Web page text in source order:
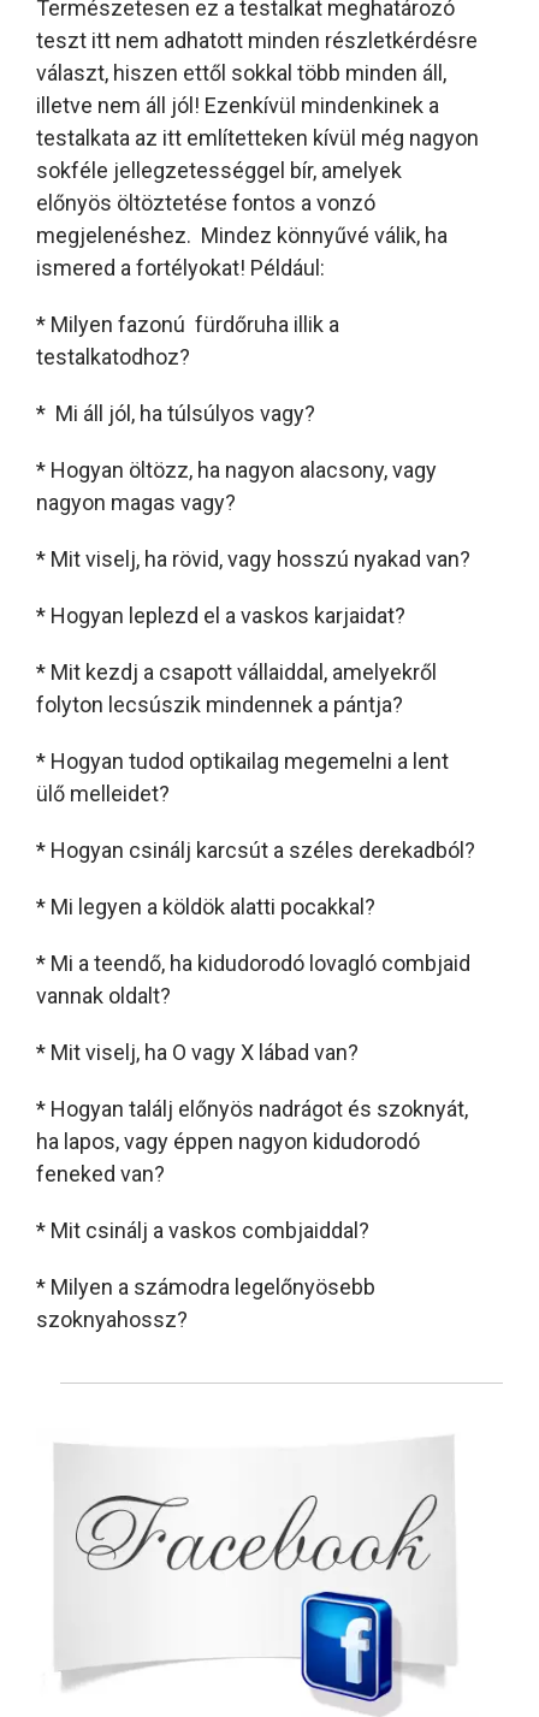
Természetesen ez a testalkat meghatározó
teszt itt nem adhatott minden részletkérdésre
választ, hiszen ettől sokkal több minden áll,
illetve nem áll jól! Ezenkívül mindenkinek a
testalkata az itt említetteken kívül még nagyon
sokféle jellegzetességgel bír, amelyek
előnyös öltöztetése fontos a vonzó
megjelenéshez. Mindez könnyűvé válik, ha
ismered a fortélyokat! Például:
* Milyen fazonú fürdőruha illik a
testalkatodhoz?
* Mi áll jól, ha túlsúlyos vagy?
* Hogyan öltözz, ha nagyon alacsony, vagy
nagyon magas vagy?
* Mit viselj, ha rövid, vagy hosszú nyakad van?
* Hogyan leplezd el a vaskos karjaidat?
* Mit kezdj a csapott vállaiddal, amelyekről
folyton lecsúszik mindennek a pántja?
* Hogyan tudod optikailag megemelni a lent
ülő melleidet?
* Hogyan csinálj karcsút a széles derekadból?
* Mi legyen a köldök alatti pocakkal?
* Mi a teendő, ha kidudorodó lovagló combjaid
vannak oldalt?
* Mit viselj, ha O vagy X lábad van?
* Hogyan találj előnyös nadrágot és szoknyát,
ha lapos, vagy éppen nagyon kidudorodó
feneked van?
* Mit csinálj a vaskos combjaiddal?
* Milyen a számodra legelőnyösebb
szoknyahossz?